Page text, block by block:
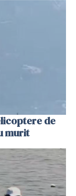
de
murit